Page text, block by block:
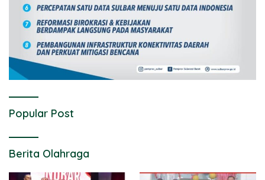
Popular Post
Berita Olahraga